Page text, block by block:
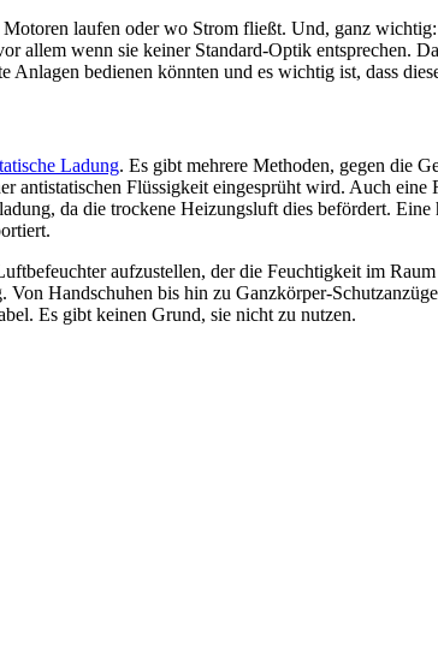
laufen oder wo Strom fließt. Und, ganz
allem wenn sie keiner Standard-Optik entsprechen.
bedienen könnten und es wichtig ist, dass
Ladung. Es gibt mehrere Methoden, gegen die
antistatischen Flüssigkeit eingesprüht wird. Auch
da die trockene Heizungsluft dies befördert.
aufzustellen, der die Feuchtigkeit im
Handschuhen bis hin zu Ganzkörper-
Es gibt keinen Grund, sie nicht zu nutzen.